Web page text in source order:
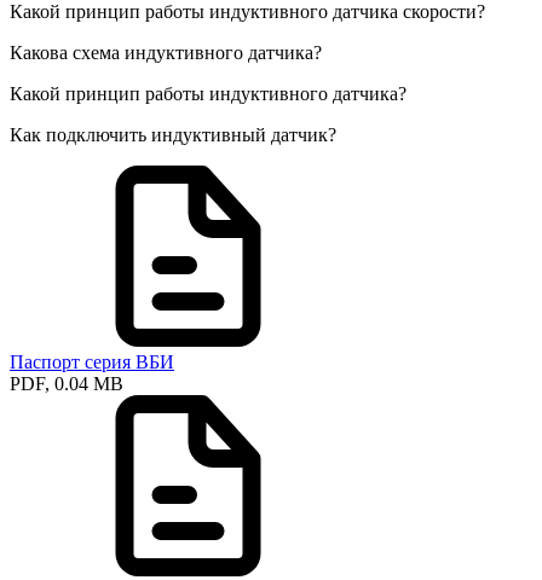
Какой принцип работы индуктивного датчика скорости?
Какова схема индуктивного датчика?
Какой принцип работы индуктивного датчика?
Как подключить индуктивный датчик?
Паспорт серия ВБИ
PDF, 0.04 MB